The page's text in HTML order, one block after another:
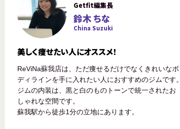
Getfit編集長
鈴木 ちな
China Suzuki
美しく痩せたい人にオススメ！
ReViNa蘇我店は、ただ痩せるだけでなくきれいなボ
ディラインを手に入れたい人におすすめのジムです。
ジムの内装は、黒と白のものトーンで統一されたお
しゃれな空間です。
蘇我駅から徒歩1分の立地にあります。